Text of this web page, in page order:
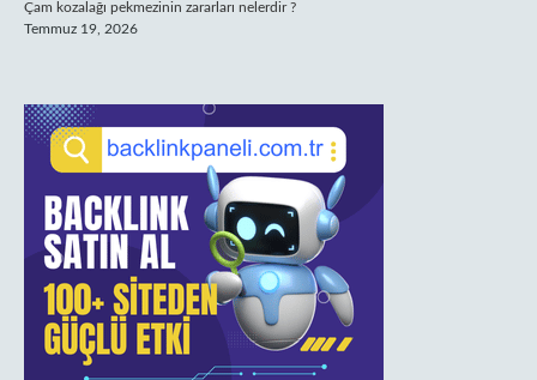
Çam kozalağı pekmezinin zararları nelerdir ?
Temmuz 19, 2026